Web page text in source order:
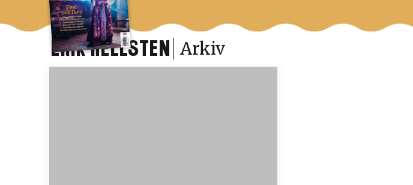
ERIK HELLSTEN Arkiv